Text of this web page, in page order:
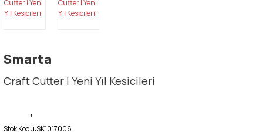
Smarta
Craft Cutter | Yeni Yıl Kesicileri
Stok Kodu:SK1017006